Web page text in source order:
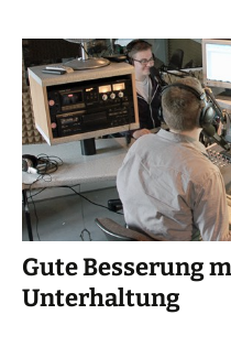
Gute Besserung
Unterhaltung